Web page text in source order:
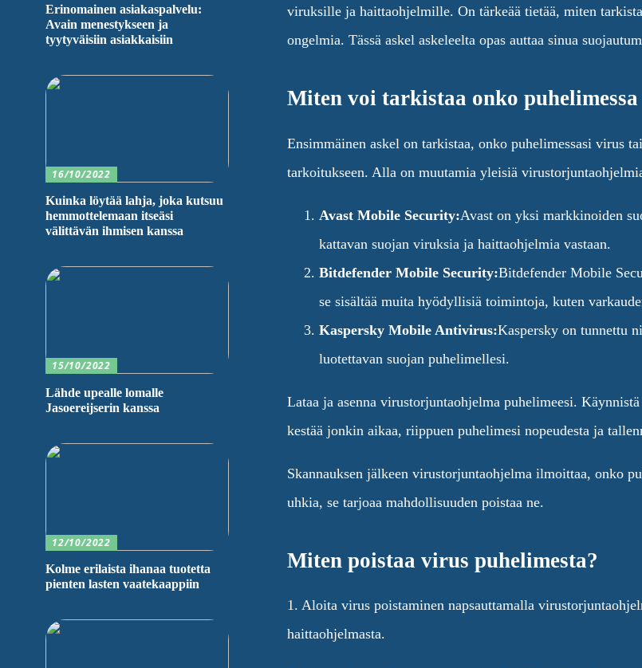
viruksille ja haittaohjelmille. On tärkeää tietää, miten
ongelmia. Tässä askel askeleelta opas auttaa sinua
Miten voi tarkistaa onko
Ensimmäinen askel on tarkistaa, onko puhelimessasi virus
tarkoitukseen. Alla on muutamia yleisiä
Avast Mobile Security:Avast on yksi markkinoiden
kattavan suojan viruksia ja haittaohjelmia vastaan.
Bitdefender Mobile Security:Bitdefender Mobile
se sisältää muita hyödyllisiä toimintoja, kuten
Kaspersky Mobile Antivirus:Kaspersky on tunnettu
luotettavan suojan puhelimellesi.
Lataa ja asenna virustorjuntaohjelma puhelimeesi.
kestää jonkin aikaa, riippuen puhelimesi nopeudesta ja
Skannauksen jälkeen virustorjuntaohjelma ilmoittaa, onko
uhkia, se tarjoaa mahdollisuuden poistaa ne.
Miten poistaa virus puhelimesta?
1. Aloita virus poistaminen napsauttamalla
haittaohjelmasta.
Erinomainen asiakaspalvelu:
Avain menestykseen ja
tyytyväisiin asiakkaisiin
16/10/2022
Kuinka löytää lahja, joka kutsuu
hemmottelemaan itseäsi
välittävän ihmisen kanssa
15/10/2022
Lähde upealle lomalle
Jasoereijserin kanssa
12/10/2022
Kolme erilaista ihanaa tuotetta
pienten lasten vaatekaappiin